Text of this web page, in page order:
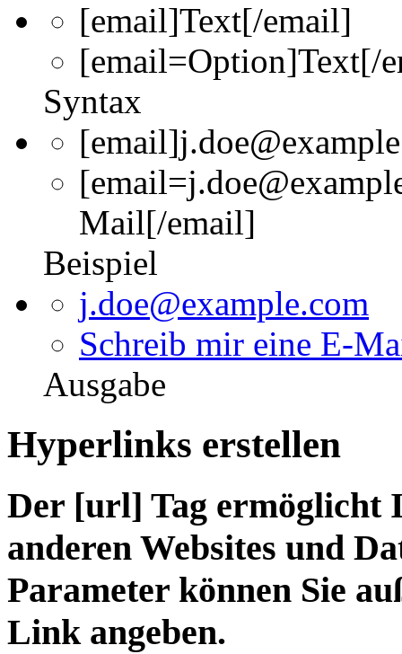
[email]Text[/email]
[email=Option]Text[/
Syntax
Mail[/email]
Beispiel
j.doe@example.com
Schreib mir eine E-
Ausgabe
Hyperlinks erstellen
Der [url] Tag ermöglicht
anderen Websites und
Parameter können Sie
Link angeben.